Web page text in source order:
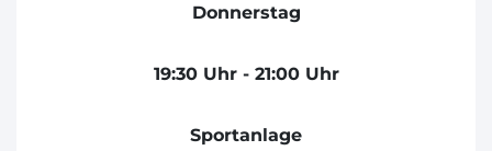
Donnerstag
19:30 Uhr - 21:00 Uhr
Sportanlage